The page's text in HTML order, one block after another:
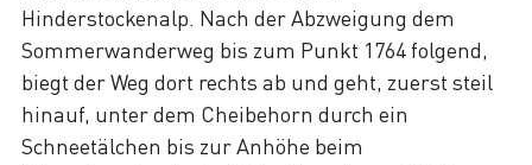
Hinderstockenalp. Nach der Abzweigung dem
Sommerwanderweg bis zum Punkt 1764 folgend,
biegt der Weg dort rechts ab und geht, zuerst steil
hinauf, unter dem Cheibehorn durch ein
Schneetälchen bis zur Anhöhe beim